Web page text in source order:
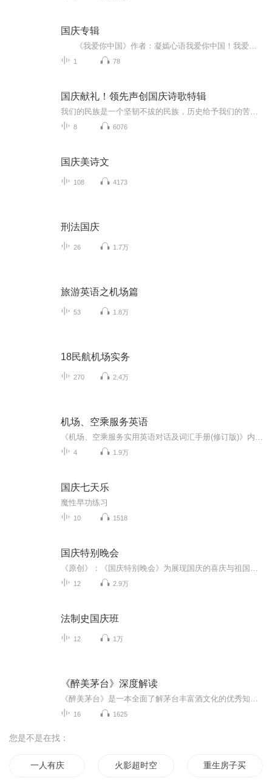
国庆专辑
1 78
国庆献礼！领先声创国庆诗歌特辑
8 6076
国庆美诗文
108 4173
刑法国庆
26 1.7万
旅游英语之机场篇
53 1.8万
18民航机场实务
270 2.4万
机场、空乘服务英语
4 1.9万
国庆七天乐
魔性早功练习
10 1518
国庆特别晚会
12 2.9万
法制史国庆班
12 1万
《醉美茅台》深度解读
16 1625
您是不是在找：
一人有庆 火影超时空买家 重生房子买买买